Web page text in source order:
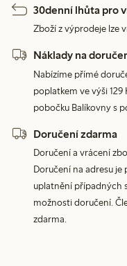
30denní lhůta pro
Zboží z výprodeje lze
Náklady na
Nabízíme přímé
poplatkem ve výši
pobočku Balíkovny s
Doručení zdarma
Doručení a vrácení
Doručení na adresu
uplatnění případných
možnosti doručení.
zdarma.